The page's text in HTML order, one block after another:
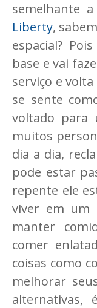
semelhante
Liberty,
espacial?
base e vai
serviço e
se sente
voltado para
muitos
dia a dia,
pode estar
repente ele
viver em um
manter
comer
coisas como
melhorar
alternativas,